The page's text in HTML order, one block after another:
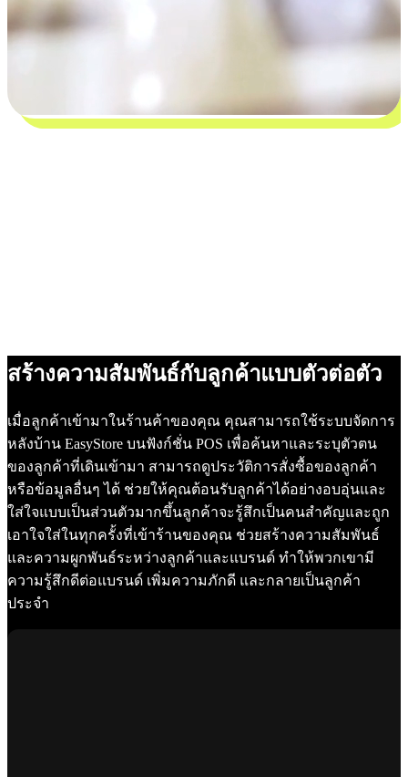
สร้างความสัมพันธ์กับลูกค้าแบบตัวต่อตัว
เมื่อลูกค้าเข้ามาในร้านค้าของคุณ คุณสามารถใช้ระบบจัดการ
หลังบ้าน EasyStore บนฟังก์ชั่น POS เพื่อค้นหาและระบุตัวตน
ของลูกค้าที่เดินเข้ามา สามารถดูประวัติการสั่งซื้อของลูกค้า
หรือข้อมูลอื่นๆ ได้ ช่วยให้คุณต้อนรับลูกค้าได้อย่างอบอุ่นและ
ใส่ใจแบบเป็นส่วนตัวมากขึ้นลูกค้าจะรู้สึกเป็นคนสำคัญและถูก
เอาใจใส่ในทุกครั้งที่เข้าร้านของคุณ ช่วยสร้างความสัมพันธ์
และความผูกพันธ์ระหว่างลูกค้าและแบรนด์ ทำให้พวกเขามี
ความรู้สึกดีต่อแบรนด์ เพิ่มความภักดี และกลายเป็นลูกค้า
ประจำ